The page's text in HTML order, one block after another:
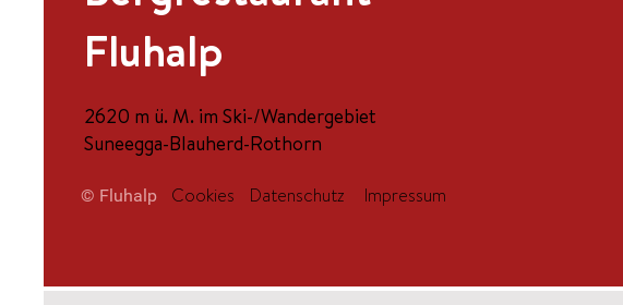
Fluhalp
2620 m ü. M. im Ski-/Wandergebiet
Suneegga-Blauherd-Rothorn
© Fluhalp Cookies Datenschutz Impressum